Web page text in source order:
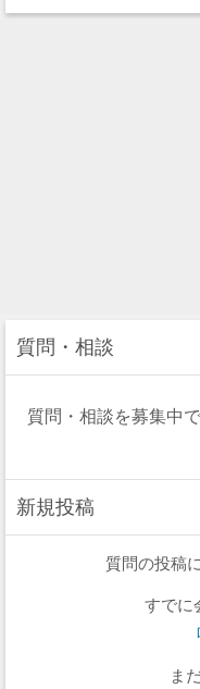
質問・相談
質問・相談を募集中
新規投稿
質問の投稿
すでに
ま